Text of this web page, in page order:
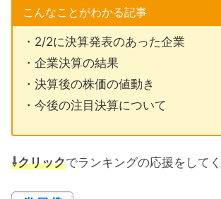
こんなことがわかる記事
・2/2に決算発表のあった企業
・企業決算の結果
・決算後の株価の値動き
・今後の注目決算について
⇩クリックでランキングの応援をしてく